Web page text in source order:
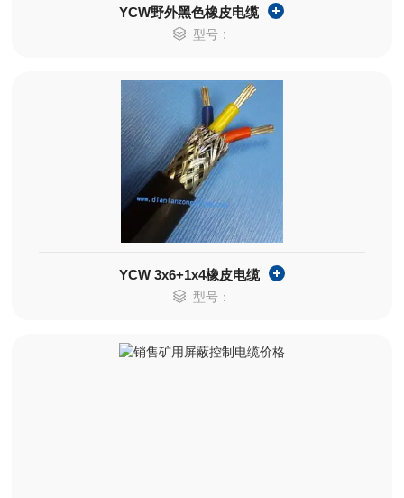
YCW野外黑色橡皮电缆
型号：
YCW 3x6+1x4橡皮电缆
型号：